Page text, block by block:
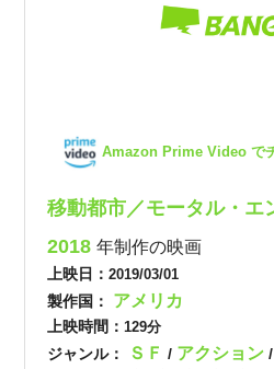
Amazon Prime Video で
移動都市／モータル・エ
2018年制作の映画
上映日：2019/03/01
製作国： アメリカ
上映時間： 129分
ジャンル： ＳＦ/ アクション/